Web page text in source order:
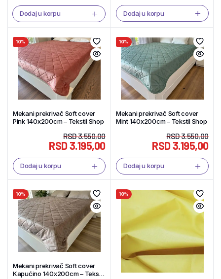
Dodaj u korpu Dodaj u korpu
10%
Mekani prekrivač Soft cover
Pink 140x200cm – Tekstil Shop
RSD3.550,00
RSD3.195,00
Dodaj u korpu
10%
Mekani prekrivač Soft cover
Mint 140x200cm – Tekstil Shop
RSD3.550,00
RSD3.195,00
Dodaj u korpu
10%
Mekani prekrivač Soft cover
Kapućino 140x200cm – Tekstil
10%